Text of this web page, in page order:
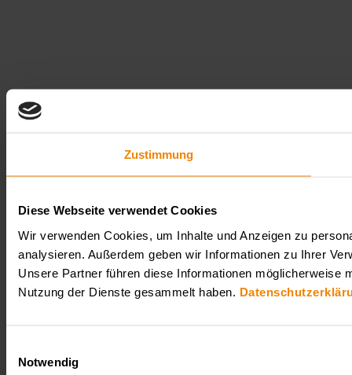
Zustimmung
Diese Webseite verwendet Cookies
Wir verwenden Cookies, um Inhalte und Anzeigen zu
analysieren. Außerdem geben wir Informationen zu Ihrer
Unsere Partner führen diese Informationen möglicherweise
Nutzung der Dienste gesammelt haben.
Notwendig